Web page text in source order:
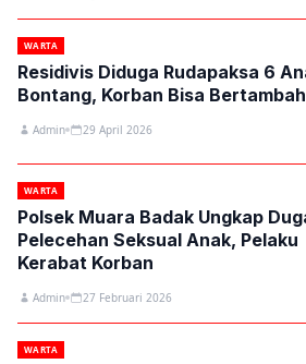
WARTA
Residivis Diduga Rudapaksa 6
Bontang, Korban Bisa Bertambah
Admin 29 April 2026
WARTA
Polsek Muara Badak Ungkap
Pelecehan Seksual Anak, Pelaku
Kerabat Korban
Admin 27 Februari 2026
WARTA